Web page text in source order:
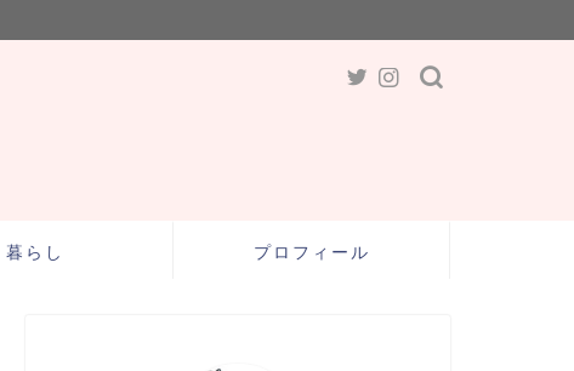
暮らし プロフィール